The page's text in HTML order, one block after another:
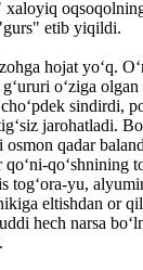
xaloyiq
etib yiqildi.
hojat yo‘q.
o‘ziga
sindirdi,
jarohatladi.
osmon qadar
qo‘shnining
tog‘ora-yu,
eltishdan or
hech narsa